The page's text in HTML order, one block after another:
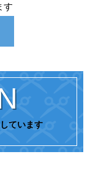
す
ています